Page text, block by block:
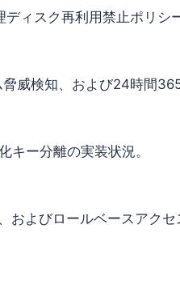
スク再利用禁止ポリシ
検知、および24時間365
ー分離の実装状況。
よびロールベースアクセ